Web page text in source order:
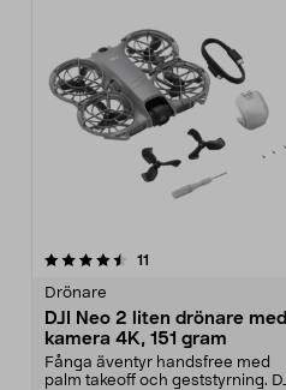
11
Drönare
DJI Neo 2 liten drönare med
kamera 4K, 151 gram
Fånga äventyr handsfree med
palm takeoff och geststyrning.
5.0 av 5 stjärnor